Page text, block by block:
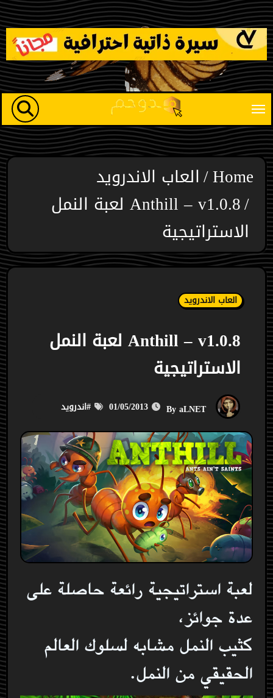
Skip
to
content
Home العاب الاندرويد
Anthill – v1.0.8 لعبة النمل
الاستراتيجية
العاب الاندرويد
Anthill – v1.0.8 لعبة النمل
الاستراتيجية
aLNET
01/05/2013
#اندرويد
لعبة استراتيجية رائعة حاصلة على
عدة جوائز،
كثيب النمل مشابه لسلوك العالم
الحقيقي من النمل.